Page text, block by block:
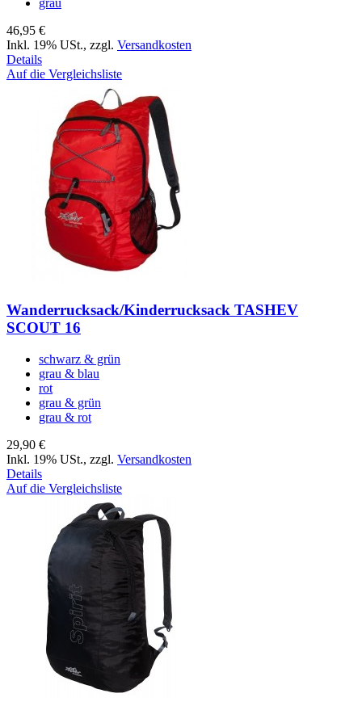
grau
46,95 €
Inkl. 19% USt., zzgl. Versandkosten
Details
Auf die Vergleichsliste
Wanderrucksack/Kinderrucksack TASHEV
SCOUT 16
schwarz & grün
grau & blau
rot
grau & grün
grau & rot
29,90 €
Inkl. 19% USt., zzgl. Versandkosten
Details
Auf die Vergleichsliste